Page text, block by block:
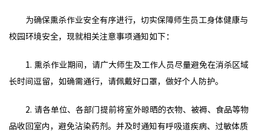
为确保熏杀作业安全有序进行，切实保障师生员工身体健康与
校园环境安全，现就相关注意事项通知如下：
1. 熏杀作业期间，请广大师生及工作人员尽量避免在消杀区域
长时间逗留，如确需通行，请佩戴好口罩，做好个人防护。
2. 请各单位、各部门提前将室外晾晒的衣物、被褥、食品等物
品收回室内，避免沾染药剂。并及时通知有呼吸道疾病、过敏体质